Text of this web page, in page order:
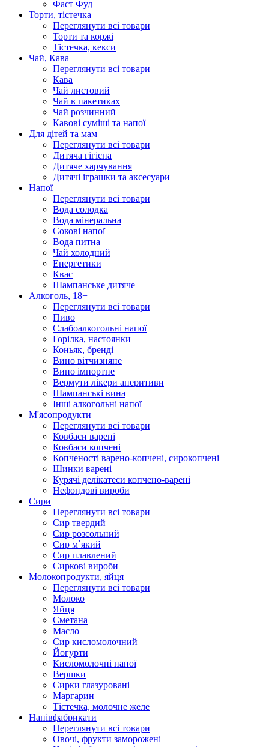
Фаст Фуд
Торти, тістечка
Переглянути всі товари
Торти та коржі
Тістечка, кекси
Чай, Кава
Переглянути всі товари
Кава
Чай листовий
Чай в пакетиках
Чай розчинний
Кавові суміші та напої
Для дітей та мам
Переглянути всі товари
Дитяча гігієна
Дитяче харчування
Дитячі іграшки та аксесуари
Напої
Переглянути всі товари
Вода солодка
Вода мінеральна
Сокові напої
Вода питна
Чай холодний
Енергетики
Квас
Шампанське дитяче
Алкоголь, 18+
Переглянути всі товари
Пиво
Слабоалкогольні напої
Горілка, настоянки
Коньяк, бренді
Вино вітчизняне
Вино імпортне
Вермути лікери аперитиви
Шампанські вина
Інші алкогольні напої
М'ясопродукти
Переглянути всі товари
Ковбаси варені
Ковбаси копчені
Копченості варено-копчені, сирокопчені
Шинки варені
Курячі делікатеси копчено-варені
Нефондові вироби
Сири
Переглянути всі товари
Сир твердий
Сир розсольний
Сир м`який
Сир плавлений
Сиркові вироби
Молокопродукти, яйця
Переглянути всі товари
Молоко
Яйця
Сметана
Масло
Сир кисломолочний
Йогурти
Кисломолочні напої
Вершки
Сирки глазуровані
Маргарин
Тістечка, молочне желе
Напівфабрикати
Переглянути всі товари
Овочі, фрукти заморожені